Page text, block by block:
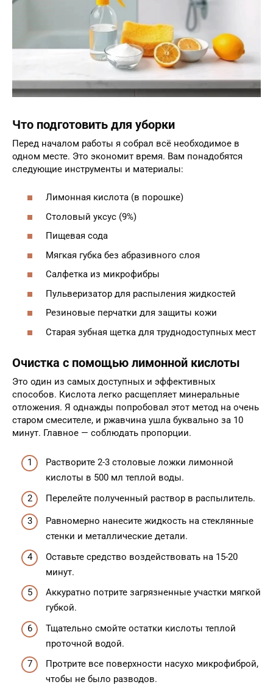
Что подготовить для уборки
Перед началом работы я собрал всё необходимое в
одном месте. Это экономит время. Вам понадобятся
следующие инструменты и материалы:
Лимонная кислота (в порошке)
Столовый уксус (9%)
Пищевая сода
Мягкая губка без абразивного слоя
Салфетка из микрофибры
Пульверизатор для распыления жидкостей
Резиновые перчатки для защиты кожи
Старая зубная щетка для труднодоступных мест
Очистка с помощью лимонной кислоты
Это один из самых доступных и эффективных
способов. Кислота легко расщепляет минеральные
отложения. Я однажды попробовал этот метод на очень
старом смесителе, и ржавчина ушла буквально за 10
минут. Главное — соблюдать пропорции.
Растворите 2-3 столовые ложки лимонной
кислоты в 500 мл теплой воды.
Перелейте полученный раствор в распылитель.
Равномерно нанесите жидкость на стеклянные
стенки и металлические детали.
Оставьте средство воздействовать на 15-20
минут.
Аккуратно потрите загрязненные участки мягкой
губкой.
Тщательно смойте остатки кислоты теплой
проточной водой.
Протрите все поверхности насухо микрофиброй,
чтобы не было разводов.